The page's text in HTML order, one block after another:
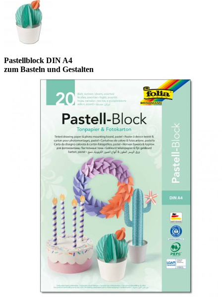
Pastellblock DIN A4
zum Basteln und Gestalten